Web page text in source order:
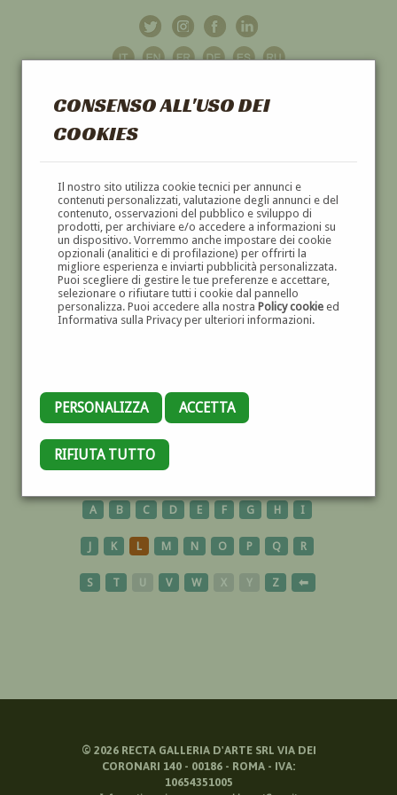
CONSENSO ALL'USO DEI
COOKIES
Il nostro sito utilizza cookie tecnici per annunci e
contenuti personalizzati, valutazione degli annunci e del
contenuto, osservazioni del pubblico e sviluppo di
prodotti, per archiviare e/o accedere a informazioni su
un dispositivo. Vorremmo anche impostare dei cookie
opzionali (analitici e di profilazione) per offrirti la
migliore esperienza e inviarti pubblicità personalizzata.
Puoi scegliere di gestire le tue preferenze e accettare,
selezionare o rifiutare tutti i cookie dal pannello
personalizza. Puoi accedere alla nostra Policy cookieed
Informativa sulla Privacy per ulteriori informazioni.
PERSONALIZZA ACCETTA
RIFIUTA TUTTO
GALLERIAD'ARTE
DIPINTI E SCULTURE '800 E '900
PORTOVENERE
A B C D E F G H I
J K L M N O P Q R
S T U V W X Y Z ⬅
© 2026RECTA GALLERIA D'ARTE SRL VIA DEI
CORONARI 140 - 00186 - ROMA - IVA:
10654351005